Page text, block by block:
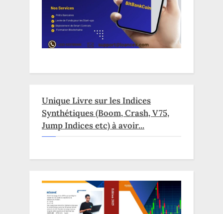
Unique Livre sur les Indices
Synthétiques (Boom, Crash, V75,
Jump Indices etc) à avoir...